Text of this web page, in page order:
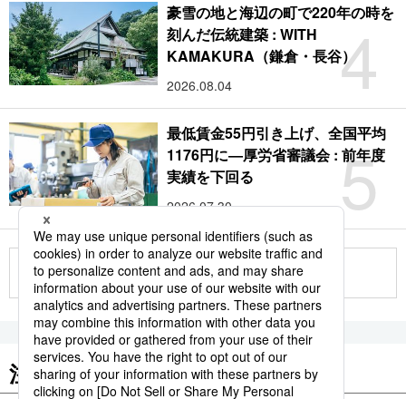
4
豪雪の地と海辺の町で220年の時を
刻んだ伝統建築 : WITH
KAMAKURA（鎌倉・長谷）
2026.08.04
5
最低賃金55円引き上げ、全国平均
1176円に―厚労省審議会 : 前年度
実績を下回る
2026.07.30
もっと見る
注目のキーワード